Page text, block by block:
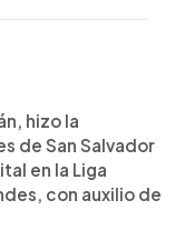
hizo la
de San Salvador
en la Liga
con auxilio de